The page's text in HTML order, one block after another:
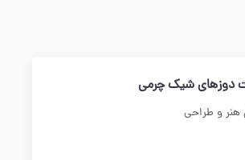
دوزهای شیک چرمی
هنر و طراحی